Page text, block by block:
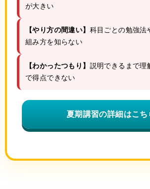
が大きい
【やり方の間違い】 科目ごとの勉強法
組み方を知らない
【わかったつもり】 説明できるまで理
で得点できない
夏期講習の詳細はこち